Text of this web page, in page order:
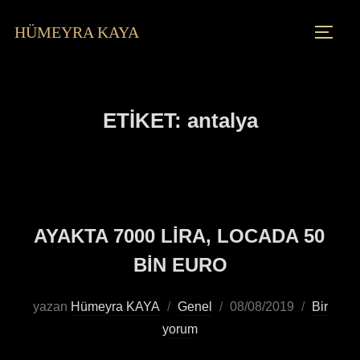
HÜMEYRA KAYA
ETIKET: antalya
AYAKTA 7000 LİRA, LOCADA 50
BİN EURO
yazan Hümeyra KAYA Genel 08/08/2019
Bir
yorum